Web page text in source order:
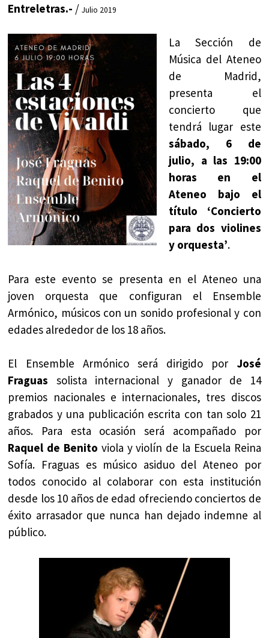
Entreletras.- /Julio 2019
La Sección de
Música del Ateneo
de Madrid,
presenta el
concierto que
tendrá lugar este
sábado, 6 de
julio, a las 19:00
horas en el
Ateneo bajo el
título ‘Concierto
para dos violines
y orquesta’.
Para este evento se presenta en el Ateneo una
joven orquesta que configuran el Ensemble
Armónico, músicos con un sonido profesional y con
edades alrededor de los 18 años.
El Ensemble Armónico será dirigido por José
Fraguas solista internacional y ganador de 14
premios nacionales e internacionales, tres discos
grabados y una publicación escrita con tan solo 21
años. Para esta ocasión será acompañado por
Raquel de Benito viola y violín de la Escuela Reina
Sofía. Fraguas es músico asiduo del Ateneo por
todos conocido al colaborar con esta institución
desde los 10 años de edad ofreciendo conciertos de
éxito arrasador que nunca han dejado indemne al
público.